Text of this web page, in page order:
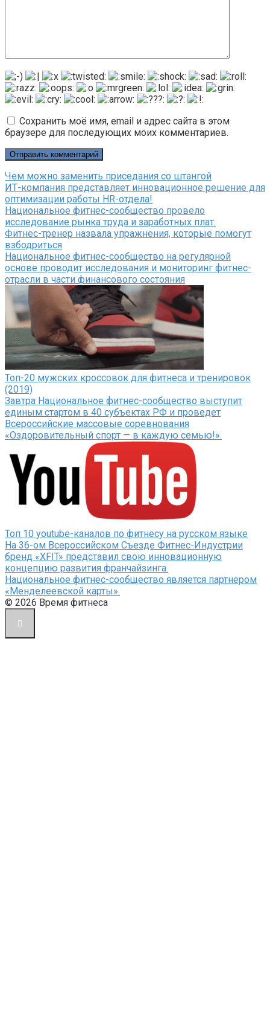
Сохранить моё имя, email и адрес сайта в этом
браузере для последующих моих комментариев.
Чем можно заменить приседания со штангой
ИТ-компания представляет инновационное решение для
оптимизации работы HR-отдела!
Национальное фитнес-сообщество провело
исследование рынка труда и заработных плат.
Фитнес-тренер назвала упражнения, которые помогут
взбодриться
Национальное фитнес-сообщество на регулярной
основе проводит исследования и мониторинг фитнес-
отрасли в части финансового состояния
Топ-20 мужских кроссовок для фитнеса и тренировок
(2019)
Завтра Национальное фитнес-сообщество выступит
единым стартом в 40 субъектах РФ и проведет
Всероссийские массовые соревнования
«Оздоровительный спорт — в каждую семью!».
Топ 10 youtube-каналов по фитнесу на русском языке
На 36-ом Всероссийском Съезде Фитнес-Индустрии
бренд «XFIT» представил свою инновационную
концепцию развития франчайзинга.
Национальное фитнес-сообщество является партнером
«Менделеевской карты».
© 2026 Время фитнеса